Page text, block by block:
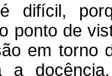
difícil,
ponto de
em torno
a